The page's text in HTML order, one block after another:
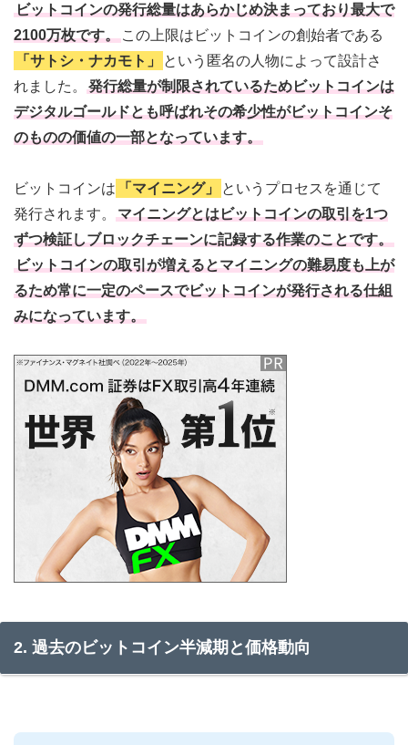
ビットコインの発行総量はあらかじめ決まっており最大で
2100万枚です。 この上限はビットコインの創始者である
「サトシ・ナカモト」
という匿名の人物によって設計さ
れました。
発行総量が制限されているためビットコインは
デジタルゴールドとも呼ばれその希少性がビットコインそ
のものの価値の一部となっています。
ビットコインは 「マイニング」
というプロセスを通じて
発行されます。
マイニングとはビットコインの取引を1つ
ずつ検証しブロックチェーンに記録する作業のことです。
ビットコインの取引が増えるとマイニングの難易度も上が
るため常に一定のペースでビットコインが発行される仕組
みになっています。
2. 過去のビットコイン半減期と価格動向